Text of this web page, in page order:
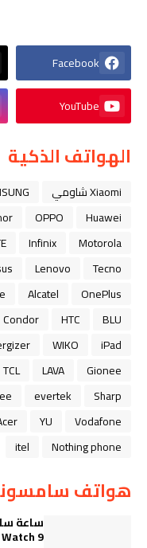
Facebook
YouTube
الهواتف الذكية
Xiaomi شاومي
Huawei
OPPO
Motorola
Infinix
Tecno
Lenovo
OnePlus
Alcatel
BLU
HTC
Condor
iPad
WIKO
Gionee
LAVA
TCL
Sharp
evertek
Vodafone
YU
Nothing phone
itel
هواتف
Watch 9 الذكية